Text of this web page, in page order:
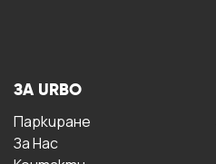
ЗА URBO
Паркиране
За Hас